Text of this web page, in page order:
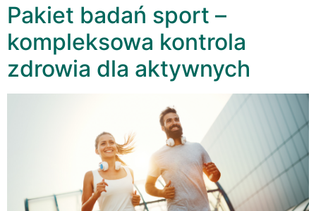
Pakiet badań sport –
kompleksowa kontrola
zdrowia dla aktywnych